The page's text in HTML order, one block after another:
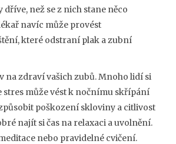
než se z nich stane něco
navíc může provést
které odstraní plak a zubní
na zdraví vašich zubů. Mnoho lidí si
stres může vést k nočnímu skřípání
poškození skloviny a citlivost
najít si čas na relaxaci a uvolnění.
nebo pravidelné cvičení.